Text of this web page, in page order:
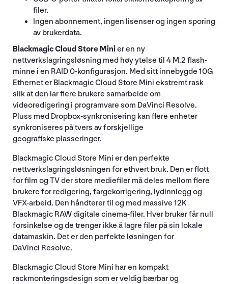
filer.
Ingen abonnement, ingen lisenser og ingen sporing
av brukerdata.
Blackmagic Cloud Store Minier en ny
nettverkslagringsløsning med høy ytelse til 4 M.2 flash-
minne i en RAID 0-konfigurasjon. Med sitt innebygde 10G
Ethernet er Blackmagic Cloud Store Mini ekstremt rask
slik at den lar flere brukere samarbeide om
videoredigering i programvare som DaVinci Resolve.
Pluss med Dropbox-synkronisering kan flere enheter
synkroniseres på tvers av forskjellige
geografiske plasseringer.
Blackmagic Cloud Store Mini er den perfekte
nettverkslagringsløsningen for ethvert bruk. Den er flott
for film og TV der store mediefiler må deles mellom flere
brukere for redigering, fargekorrigering, lydinnlegg og
VFX-arbeid. Den håndterer til og med massive 12K
Blackmagic RAW digitale cinema-filer. Hver bruker får null
forsinkelse og de trenger ikke å lagre filer på sin lokale
datamaskin. Det er den perfekte løsningen for
DaVinci Resolve.
Blackmagic Cloud Store Mini har en kompakt
rackmonteringsdesign som er veldig bærbar og